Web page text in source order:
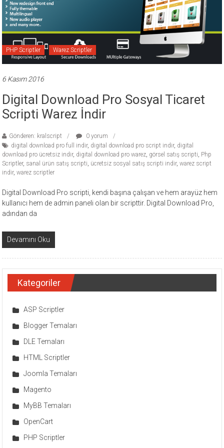
ücretli
temalar,
wordpress
temaları,
php
theme
sitesi.
PHP Scriptler Warez Scriptler
6 Kasım 2016
Digital Download Pro Sosyal Ticaret
Scripti Warez İndir
Gönderen: kralscript
0 yorum
digital download pro full indir, digital download pro script indir, digital
download pro ücretsiz indir, digital download pro warez, görsel satış scripti, Php
Scriptler, sanal ürün satış scripti, ücretsiz sosyal satış scripti indir,warez script
indir,warez scriptler
Digital Download Pro scripti, kendi başına çalışan ve hem arayüz hem
kullanıcı hem de admin paneli olan bir scripttir. Digital Download Pro,
adından da
Devamını Oku
Kategoriler
ASP Scriptler
Blogger Temaları
DLE Temaları
HTML Scriptler
Joomla Temaları
Magento
MyBB Temaları
OpenCart
PHP Scriptler